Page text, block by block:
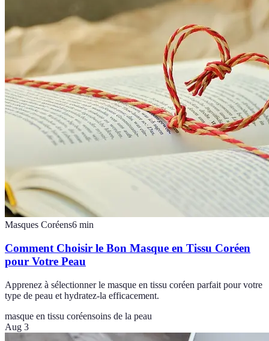
Masques Coréens6 min
Comment Choisir le Bon Masque en Tissu Coréen
pour Votre Peau
Apprenez à sélectionner le masque en tissu coréen parfait pour votre
type de peau et hydratez-la efficacement.
masque en tissu coréensoins de la peau
Aug 3